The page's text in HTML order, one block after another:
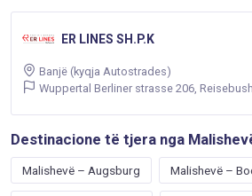
ER LINES SH.P.K
Banjë (kyqja Autostrades)
Wuppertal Berliner strasse 206,
Destinacione të tjera nga
Malishevë – Augsburg Malishevë –